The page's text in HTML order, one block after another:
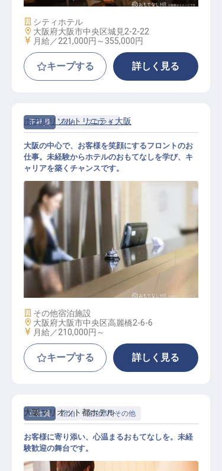
施設業態
シティホテル
勤務地
大阪府大阪市中央区城見2-2-22
給与
月給／221,000円～ 355,000円
キープする 詳しく見る
正社員 宿泊 フロント
フロント
ホテルリソルトリニティ大阪
大阪の中心で、お客様を笑顔にするフロントのお
仕事。未経験からホテルのおもてなしを学び、キ
ャリアを築くチャンスです。
施設業態
その他宿泊施設
勤務地
大阪府大阪市中央区高麗橋2-6-6
給与
月給／210,000円～
キープする 詳しく見る
正社員 宿泊 宿泊部門その他
大阪マリオット都ホテル
お客様に寄り添い、心温まるおもてなしを。未経
験歓迎の舞台です。